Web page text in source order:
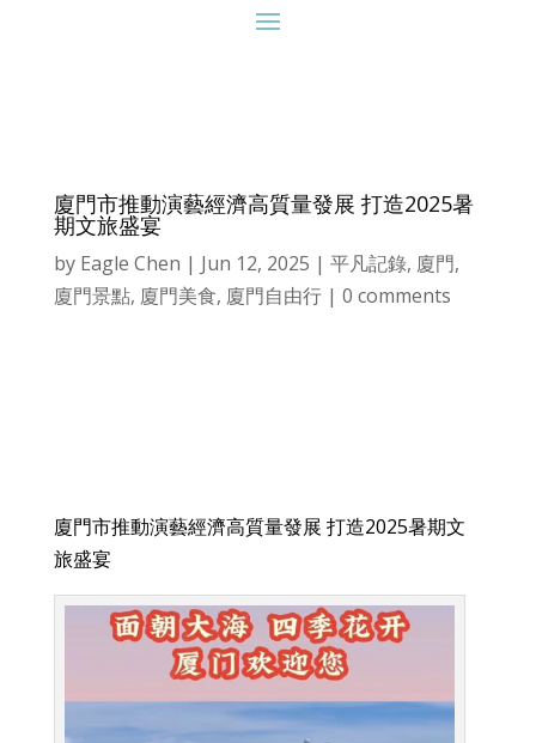
廈門市推動演藝經濟高質量發展 打造2025暑
期文旅盛宴
by Eagle Chen | Jun 12, 2025 | 平凡記錄, 廈門,
廈門景點, 廈門美食, 廈門自由行| 0 comments
廈門市推動演藝經濟高質量發展 打造2025暑期文
旅盛宴